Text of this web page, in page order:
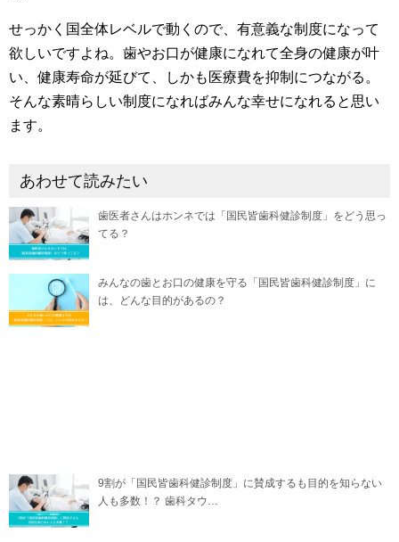
せっかく国全体レベルで動くので、有意義な制度になって
欲しいですよね。歯やお口が健康になれて全身の健康が叶
い、健康寿命が延びて、しかも医療費を抑制につながる。
そんな素晴らしい制度になればみんな幸せになれると思い
ます。
あわせて読みたい
歯医者さんはホンネでは「国民皆歯科健診制度」をどう思っ
てる？
みんなの歯とお口の健康を守る「国民皆歯科健診制度」に
は、どんな目的があるの？
9割が「国民皆歯科健診制度」に賛成するも目的を知らない
人も多数！？ 歯科タウ…